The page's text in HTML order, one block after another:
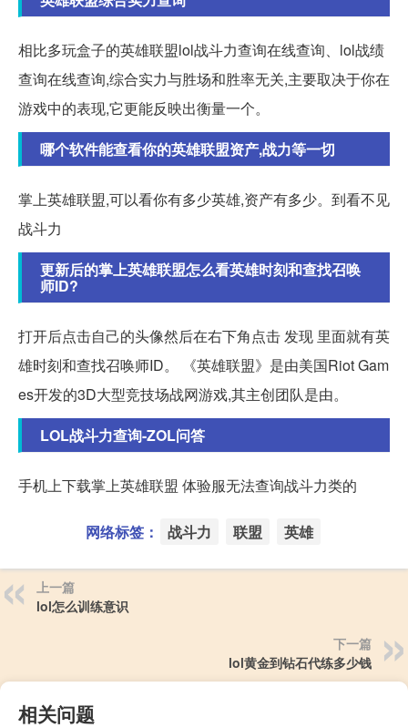
相比多玩盒子的英雄联盟lol战斗力查询在线查询、lol战绩
查询在线查询,综合实力与胜场和胜率无关,主要取决于你在
游戏中的表现,它更能反映出衡量一个。
哪个软件能查看你的英雄联盟资产,战力等一切
掌上英雄联盟,可以看你有多少英雄,资产有多少。到看不见
战斗力
更新后的掌上英雄联盟怎么看英雄时刻和查找召唤
师ID?
打开后点击自己的头像然后在右下角点击 发现 里面就有英
雄时刻和查找召唤师ID。 《英雄联盟》是由美国Riot Gam
es开发的3D大型竞技场战网游戏,其主创团队是由。
LOL战斗力查询-ZOL问答
手机上下载掌上英雄联盟 体验服无法查询战斗力类的
网络标签： 战斗力 联盟 英雄
上一篇
lol怎么训练意识
下一篇
lol黄金到钻石代练多少钱
相关问题